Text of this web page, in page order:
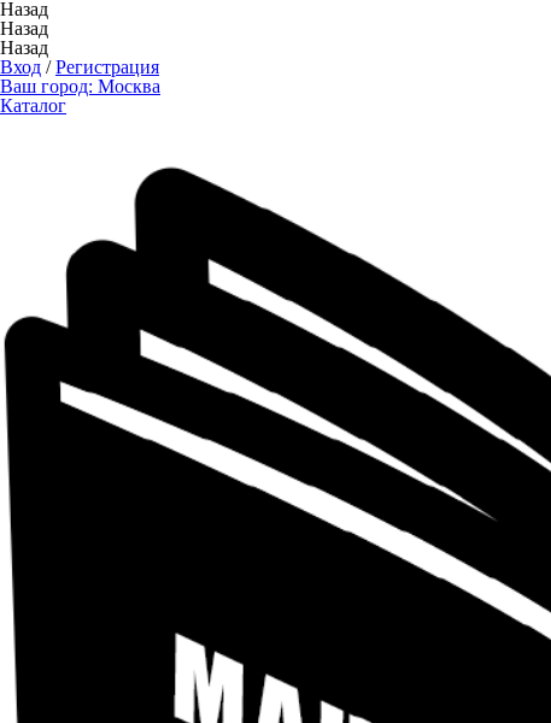
Назад
Назад
Назад
Вход /Регистрация
Ваш город: Москва
Каталог